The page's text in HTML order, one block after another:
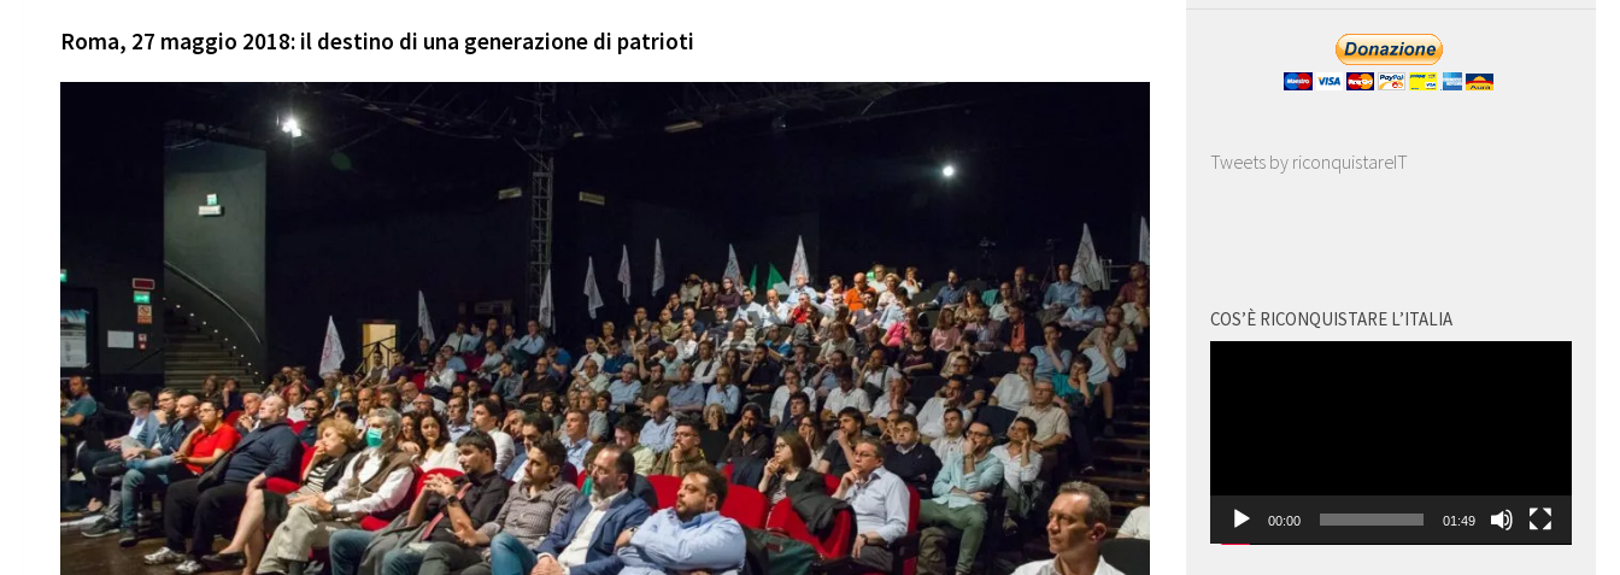
Roma, 27 maggio 2018: il destino di una generazione di patrioti
Tweets by riconquistareIT
COS’È RICONQUISTARE L’ITALIA
00:00 01:49